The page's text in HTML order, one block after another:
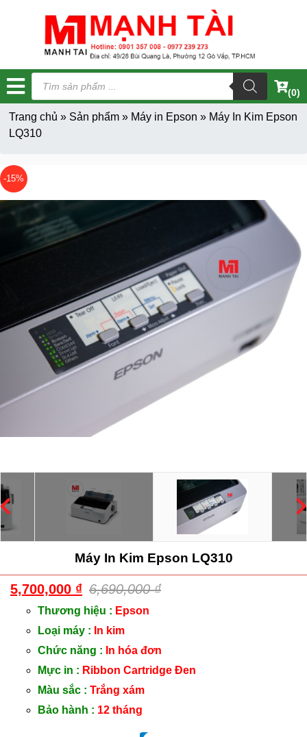
Tìm
kiếm
sản
phẩm
(0)
Trang chủ » Sản phẩm» Máy in Epson » Máy In Kim Epson
LQ310
-15%
Máy In Kim Epson LQ310
6,690,000₫
5,700,000 ₫
Thương hiệu : Epson
Loại máy : In kim
Chức năng : In hóa đơn
Mực in : Ribbon Cartridge Đen
Màu sắc : Trắng xám
Bảo hành : 12 tháng